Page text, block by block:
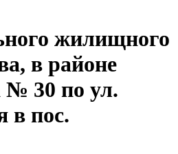
жилищного
в районе
№ 30 по ул.
в пос.